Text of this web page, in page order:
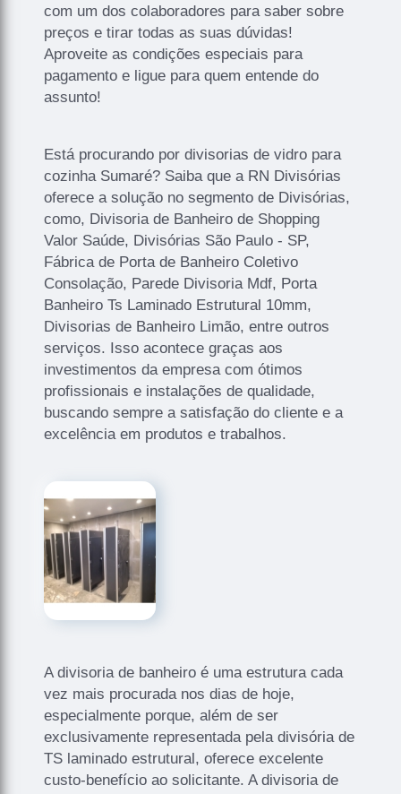
com um dos colaboradores para saber sobre
preços e tirar todas as suas dúvidas!
Aproveite as condições especiais para
pagamento e ligue para quem entende do
assunto!
Está procurando por divisorias de vidro para
cozinha Sumaré? Saiba que a RN Divisórias
oferece a solução no segmento de Divisórias,
como, Divisoria de Banheiro de Shopping
Valor Saúde, Divisórias São Paulo - SP,
Fábrica de Porta de Banheiro Coletivo
Consolação, Parede Divisoria Mdf, Porta
Banheiro Ts Laminado Estrutural 10mm,
Divisorias de Banheiro Limão, entre outros
serviços. Isso acontece graças aos
investimentos da empresa com ótimos
profissionais e instalações de qualidade,
buscando sempre a satisfação do cliente e a
excelência em produtos e trabalhos.
A divisoria de banheiro é uma estrutura cada
vez mais procurada nos dias de hoje,
especialmente porque, além de ser
exclusivamente representada pela divisória de
TS laminado estrutural, oferece excelente
custo-benefício ao solicitante. A divisoria de